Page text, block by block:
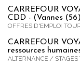
CARREFOUR
CDD - (Vannes
OFFRES D'EMPLOI
CARREFOUR
ressources
ALTERNANCE / STAGES